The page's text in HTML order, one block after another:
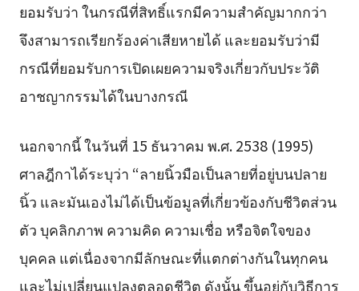
ยอมรับว่า ในกรณีที่สิทธิ์แรกมีความสำคัญมากกว่า
จึงสามารถเรียกร้องค่าเสียหายได้ และยอมรับว่ามี
กรณีที่ยอมรับการเปิดเผยความจริงเกี่ยวกับประวัติ
อาชญากรรมได้ในบางกรณี
นอกจากนี้ ในวันที่ 15 ธันวาคม พ.ศ. 2538 (1995)
ศาลฎีกาได้ระบุว่า “ลายนิ้วมือเป็นลายที่อยู่บนปลาย
นิ้ว และมันเองไม่ได้เป็นข้อมูลที่เกี่ยวข้องกับชีวิตส่วน
ตัว บุคลิกภาพ ความคิด ความเชื่อ หรือจิตใจของ
บุคคล แต่เนื่องจากมีลักษณะที่แตกต่างกันในทุกคน
และไม่เปลี่ยนแปลงตลอดชีวิต ดังนั้น ขึ้นอยู่กับวิธีการ